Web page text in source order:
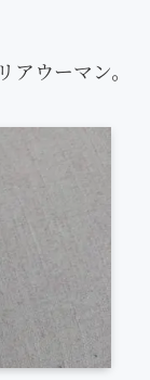
ウーマン。